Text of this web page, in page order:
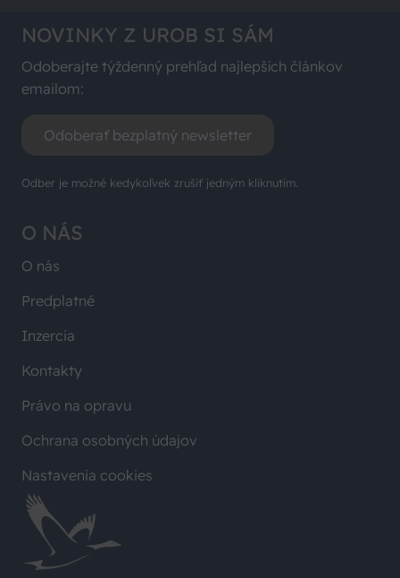
O NÁS
O nás
Predplatné
Inzercia
Kontakty
Právo na opravu
Ochrana osobných údajov
Nastavenia cookies
NOVINKY Z UROB SI SÁM
Odoberajte týždenný prehľad najlepších článkov
emailom:
Odoberať bezplatný newsletter
Odber je možné kedykoľvek zrušiť jedným kliknutím.